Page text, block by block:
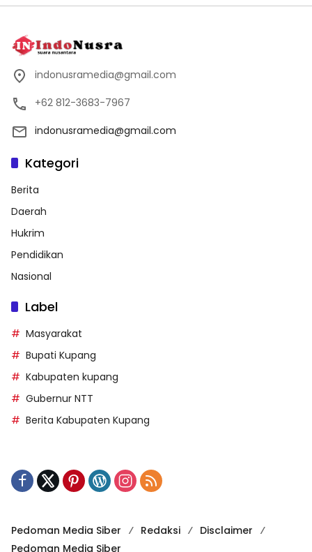
indonusramedia@gmail.com
+62 812-3683-7967
indonusramedia@gmail.com
Kategori
Berita
Daerah
Hukrim
Pendidikan
Nasional
Label
Masyarakat
Bupati Kupang
Kabupaten kupang
Gubernur NTT
Berita Kabupaten Kupang
Pedoman Media Siber Redaksi
Disclaimer
Pedoman Media Siber